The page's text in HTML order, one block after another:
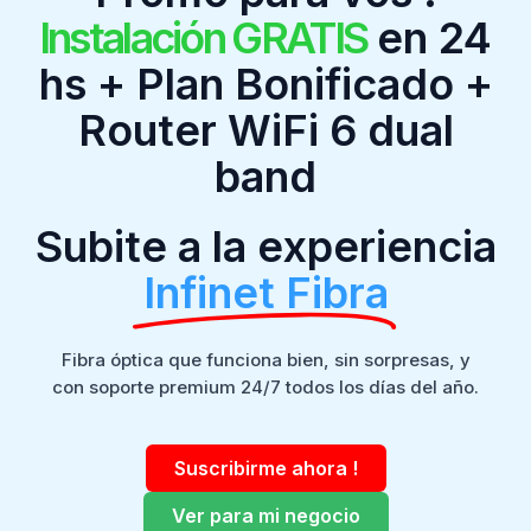
Instalación GRATIS en 24
hs + Plan Bonificado +
Router WiFi 6 dual
band
Subite a la experiencia
Infinet Fibra
Fibra óptica que funciona bien, sin sorpresas, y
con soporte premium 24/7 todos los días del año.
Suscribirme ahora !
Ver para mi negocio